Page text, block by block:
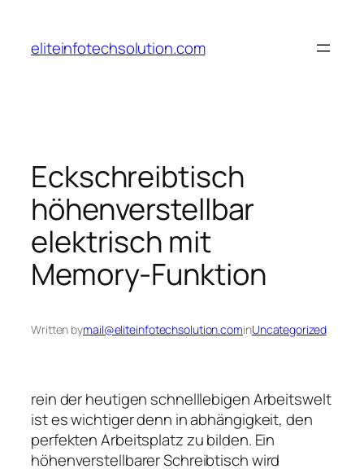
content
eliteinfotechsolution.com
Eckschreibtisch
höhenverstellbar
elektrisch mit
Memory-Funktion
Written bymail@eliteinfotechsolution.cominUncategorized
rein der heutigen schnelllebigen Arbeitswelt
ist es wichtiger denn in abhängigkeit, den
perfekten Arbeitsplatz zu bilden. Ein
höhenverstellbarer Schreibtisch wird